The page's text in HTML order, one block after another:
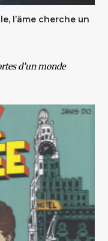
l’âme cherche un
d’un monde